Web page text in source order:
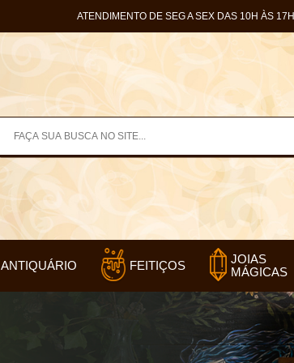
ATENDIMENTO DE SEG A SEX DAS 10H ÀS 17H
ANTIQUÁRIO FEITIÇOS
JOIAS
MÁGICAS